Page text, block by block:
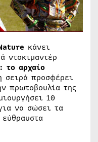
κάνει
ντοκιμαντέρ
το αρχαίο
σειρά προσφέρει
πρωτοβουλία της
10
να σώσει τα